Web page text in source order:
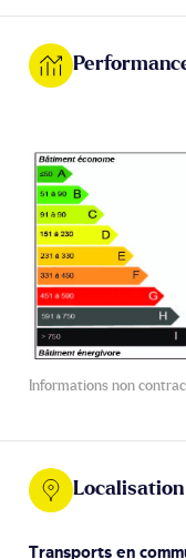
Informations non
Localisation
Transports en